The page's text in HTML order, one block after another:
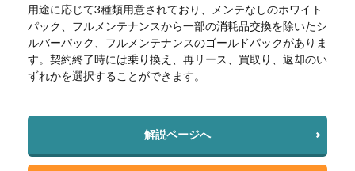
用途に応じて3種類用意されており、メンテなしのホワイト
パック、フルメンテナンスから一部の消耗品交換を除いたシ
ルバーパック、フルメンテナンスのゴールドパックがありま
す。契約終了時には乗り換え、再リース、買取り、返却のい
ずれかを選択することができます。
解説ページへ